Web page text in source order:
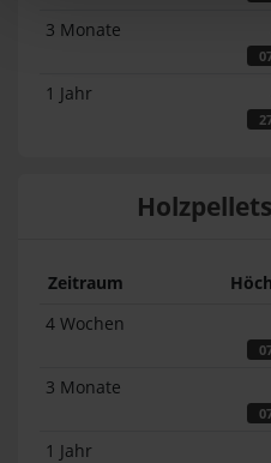
3 Monate
1 Jahr
Zeitraum
4 Wochen
3 Monate
1 Jahr